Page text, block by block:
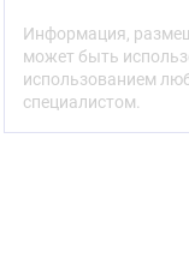
Информация,
может быть
использованием
специалистом.